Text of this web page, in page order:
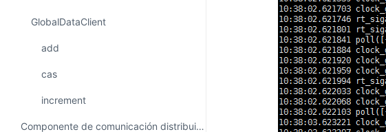
GlobalDataClient
add
cas
increment
Componente de comunicación distribuida - Channel